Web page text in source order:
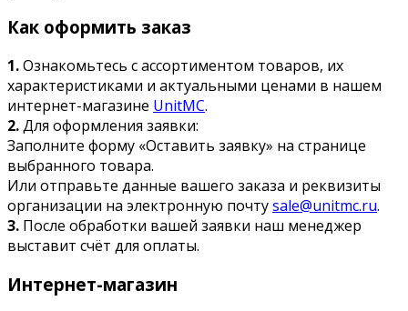
Как оформить заказ
1.Ознакомьтесь с ассортиментом товаров, их
характеристиками и актуальными ценами в нашем
интернет-магазине UnitMC.
2.Для оформления заявки:
Заполните форму «Оставить заявку» на странице
выбранного товара.
Или отправьте данные вашего заказа и реквизиты
организации на электронную почтуsale@unitmc.ru.
3. После обработки вашей заявки наш менеджер
выставит счёт для оплаты.
Интернет-магазин